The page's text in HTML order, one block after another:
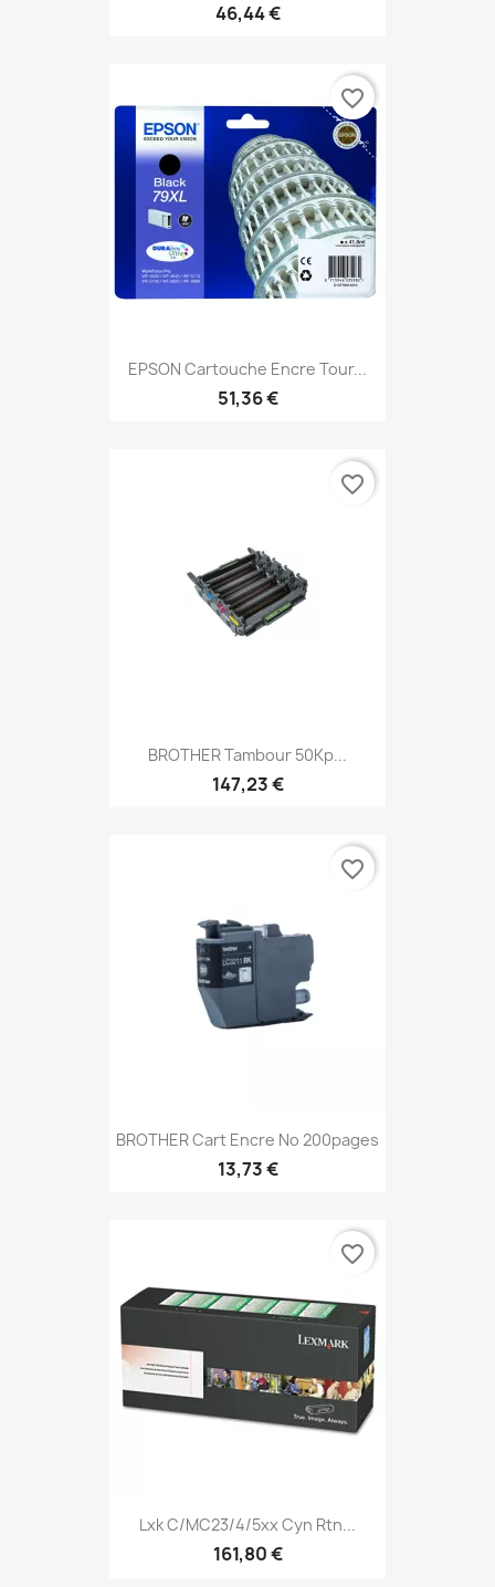
46,44 €
EPSON Cartouche Encre Tour...
51,36 €
favorite_border
BROTHER Tambour 50Kp...
147,23 €
favorite_border
BROTHER Cart Encre No 200pages
13,73 €
favorite_border
Lxk C/MC23/4/5xx Cyn Rtn...
161,80 €
favorite_border